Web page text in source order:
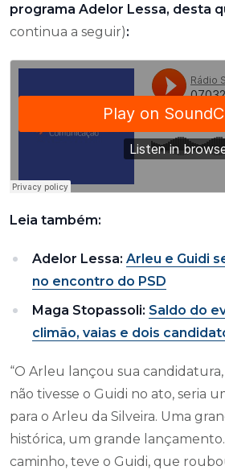
programa Adelor Lessa, desta
continua a seguir):
Leia também:
Adelor Lessa: Arleu e Guidi
no encontro do PSD
Maga Stopassoli: Saldo do
climão, vaias e dois
“O Arleu lançou sua
não tivesse o Guidi no ato, seria
para o Arleu da Silveira. Uma
histórica, um grande
caminho, teve o Guidi, que